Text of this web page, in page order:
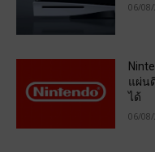
06/
แผ่น
ได้
06/